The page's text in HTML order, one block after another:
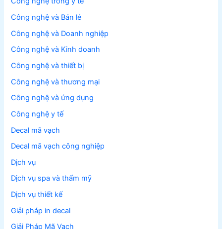
Công nghệ và Bán lẻ
Công nghệ và Doanh nghiệp
Công nghệ và Kinh doanh
Công nghệ và thiết bị
Công nghệ và thương mại
Công nghệ và ứng dụng
Công nghệ y tế
Decal mã vạch
Decal mã vạch công nghiệp
Dịch vụ
Dịch vụ spa và thẩm mỹ
Dịch vụ thiết kế
Giải pháp in decal
Giải Pháp Mã Vạch